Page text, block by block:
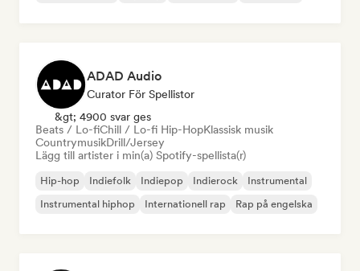
ADAD Audio
Curator För Spellistor
&gt; 4900 svar ges
Beats / Lo-fiChill / Lo-fi Hip-HopKlassisk musik
CountrymusikDrill/Jersey
Lägg till artister i min(a) Spotify-spellista(r)
Hip-hop Indiefolk Indiepop Indierock
Instrumental
Instrumental hiphop
Internationell rap Rap på engelska